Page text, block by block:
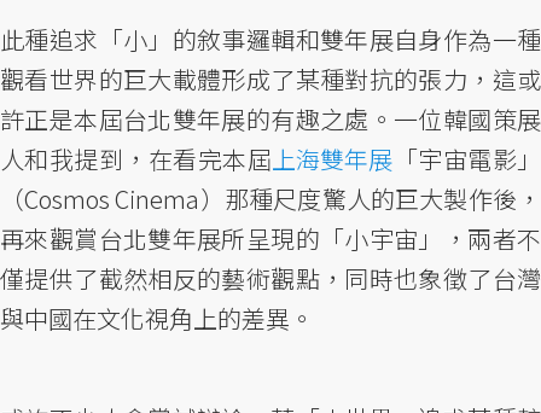
此種追求「小」的敘事邏輯和雙年展自身作為一種
觀看世界的巨大載體形成了某種對抗的張力，這或
許正是本屆台北雙年展的有趣之處。一位韓國策展
人和我提到，在看完本屆 上海雙年展 「宇宙電影」
（Cosmos Cinema）那種尺度驚人的巨大製作後，
再來觀賞台北雙年展所呈現的「小宇宙」，兩者不
僅提供了截然相反的藝術觀點，同時也象徵了台灣
與中國在文化視角上的差異。